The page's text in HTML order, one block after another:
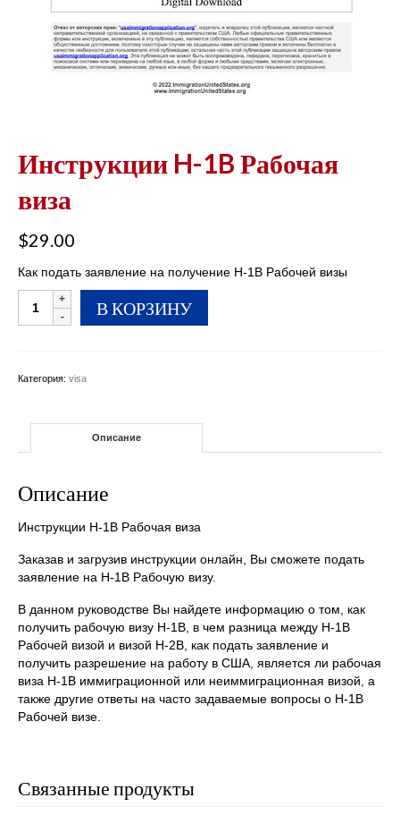
Инструкции H-1B Рабочая
виза
$29.00
Как подать заявление на получение H-1B Рабочей визы
Количество
товара
Рабочая
В КОРЗИНУ
Категория: visa
Описание
Описание
Инструкции H-1B Рабочая виза
Заказав и загрузив инструкции онлайн, Вы сможете подать
заявление на H-1B Рабочую визу.
В данном руководстве Вы найдете информацию о том, как
получить рабочую визу H-1B, в чем разница между H-1B
Рабочей визой и визой H-2B, как подать заявление и
получить разрешение на работу в США, является ли рабочая
виза H-1B иммиграционной или неиммиграционная визой, а
также другие ответы на часто задаваемые вопросы о H-1B
Рабочей визе.
Связанные продукты